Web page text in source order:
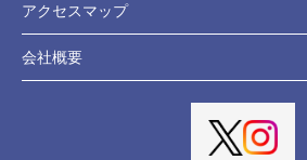
アクセスマップ
会社概要